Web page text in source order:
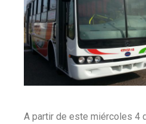
A partir de este miércoles 4